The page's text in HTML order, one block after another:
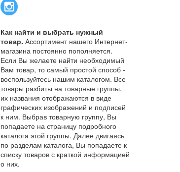
Как найти и выбрать нужный
товар. Ассортимент нашего Интернет-
магазина постоянно пополняется.
Если Вы желаете найти необходимый
Вам товар, то самый простой способ -
воспользуйтесь нашим каталогом. Все
товары разбиты на товарные группы,
их названия отображаются в виде
графических изображений и подписей
к ним. Выбрав товарную группу, Вы
попадаете на страницу подробного
каталога этой группы. Далее двигаясь
по разделам каталога, Вы попадаете к
списку товаров с краткой информацией
о них.